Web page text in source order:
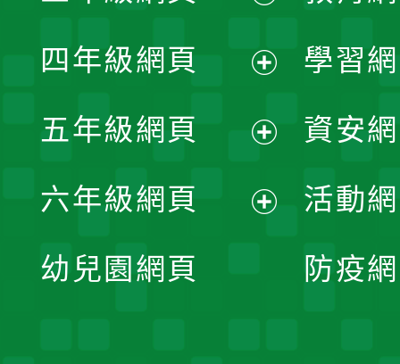
單
開
選
單
開
選
單
四年級網頁
開
選
五年級網頁
開
六年級網頁
幼兒園網頁
學習
資安
活動
防疫